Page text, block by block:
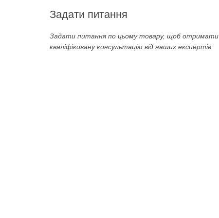
Задати питання
Задати питання по цьому товару, щоб отримати
кваліфіковану консультацію від наших експертів